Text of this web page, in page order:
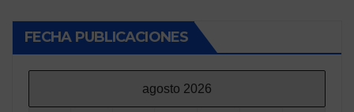
FECHA PUBLICACIONES
agosto 2026